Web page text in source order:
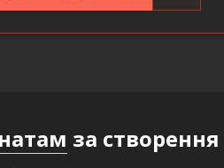
за